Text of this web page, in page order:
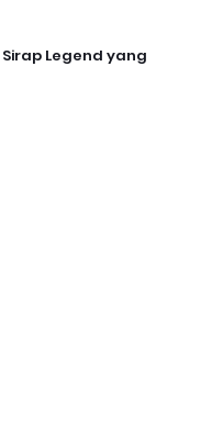
Legend yang